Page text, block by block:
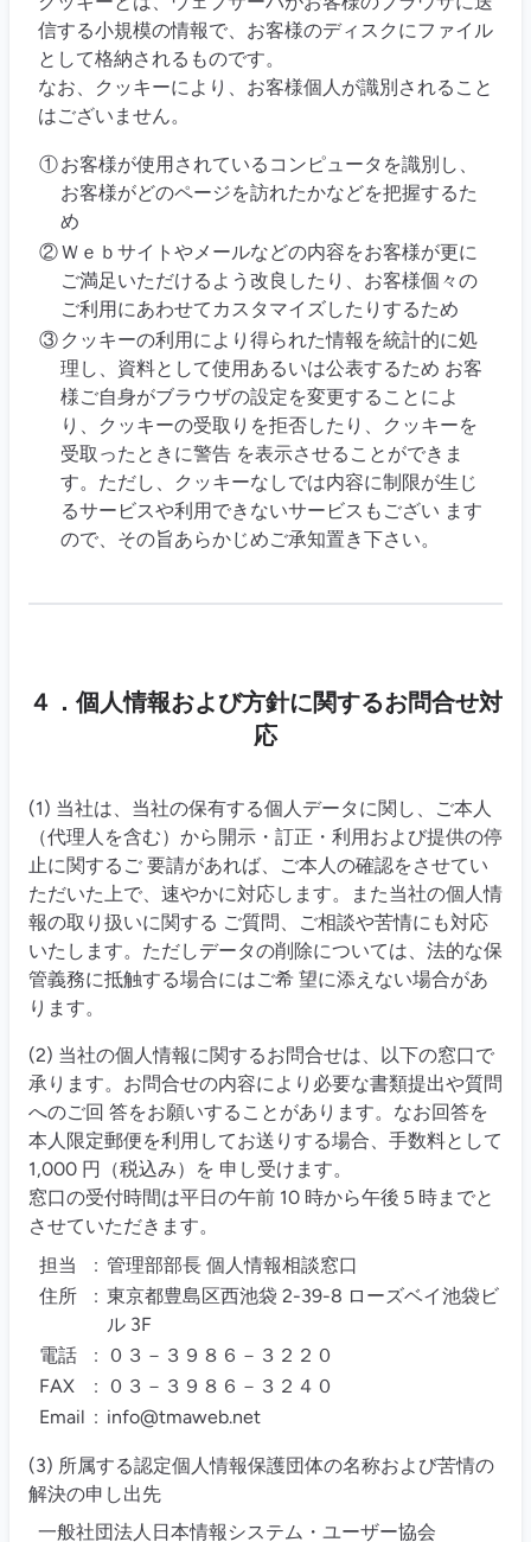
信する小規模の情報で、お客様のディスクにファイル
として格納されるものです。
なお、クッキーにより、お客様個人が識別されること
はございません。
①お客様が使用されているコンピュータを識別し、
お客様がどのページを訪れたかなどを把握するた
め
②Ｗｅｂサイトやメールなどの内容をお客様が更に
ご満足いただけるよう改良したり、お客様個々の
ご利用にあわせてカスタマイズしたりするため
③ クッキーの利用により得られた情報を統計的に処
理し、資料として使用あるいは公表するため お客
様ご自身がブラウザの設定を変更することによ
り、クッキーの受取りを拒否したり、クッキーを
受取ったときに警告 を表示させることができま
す。ただし、クッキーなしでは内容に制限が生じ
るサービスや利用できないサービスもござい ます
ので、その旨あらかじめご承知置き下さい。
４．個人情報および方針に関するお問合せ対
応
(1) 当社は、当社の保有する個人データに関し、ご本人
（代理人を含む）から開示・訂正・利用および提供の停
止に関するご 要請があれば、ご本人の確認をさせてい
ただいた上で、速やかに対応します。また当社の個人情
報の取り扱いに関する ご質問、ご相談や苦情にも対応
いたします。ただしデータの削除については、法的な保
管義務に抵触する場合にはご希 望に添えない場合があ
ります。
(2) 当社の個人情報に関するお問合せは、以下の窓口で
承ります。お問合せの内容により必要な書類提出や質問
へのご回 答をお願いすることがあります。なお回答を
本人限定郵便を利用してお送りする場合、手数料として
1,000 円（税込み）を 申し受けます。
窓口の受付時間は平日の午前 10 時から午後５時までと
させていただきます。
担当
: 管理部部長 個人情報相談窓口
住所
: 東京都豊島区西池袋 2-39-8 ローズベイ池袋ビ
ル 3F
電話
: ０３－３９８６－３２２０
FAX
: ０３－３９８６－３２４０
Email : info@tmaweb.net
(3) 所属する認定個人情報保護団体の名称および苦情の
解決の申し出先
一般社団法人日本情報システム・ユーザー協会